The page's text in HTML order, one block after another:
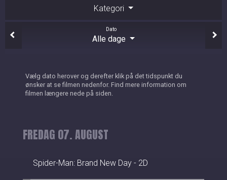
Kategori
Dato
Alle dage
Vælg dato herover og derefter klik på det tidspunkt du
ønsker at se filmen nedenfor. Find mere information om
filmen længere nede på siden.
FREDAG 07. AUGUST
Spider-Man: Brand New Day - 2D